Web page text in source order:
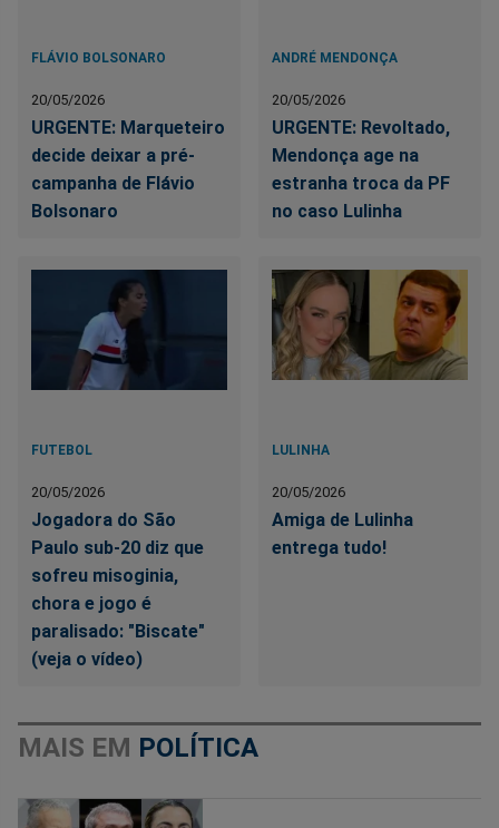
FLÁVIO BOLSONARO
20/05/2026
URGENTE: Marqueteiro
decide deixar a pré-
campanha de Flávio
Bolsonaro
ANDRÉ MENDONÇA
20/05/2026
URGENTE: Revoltado,
Mendonça age na
estranha troca da PF
no caso Lulinha
FUTEBOL
20/05/2026
Jogadora do São
Paulo sub-20 diz que
sofreu misoginia,
chora e jogo é
paralisado: "Biscate"
(veja o vídeo)
LULINHA
20/05/2026
Amiga de Lulinha
entrega tudo!
MAIS EM POLÍTICA